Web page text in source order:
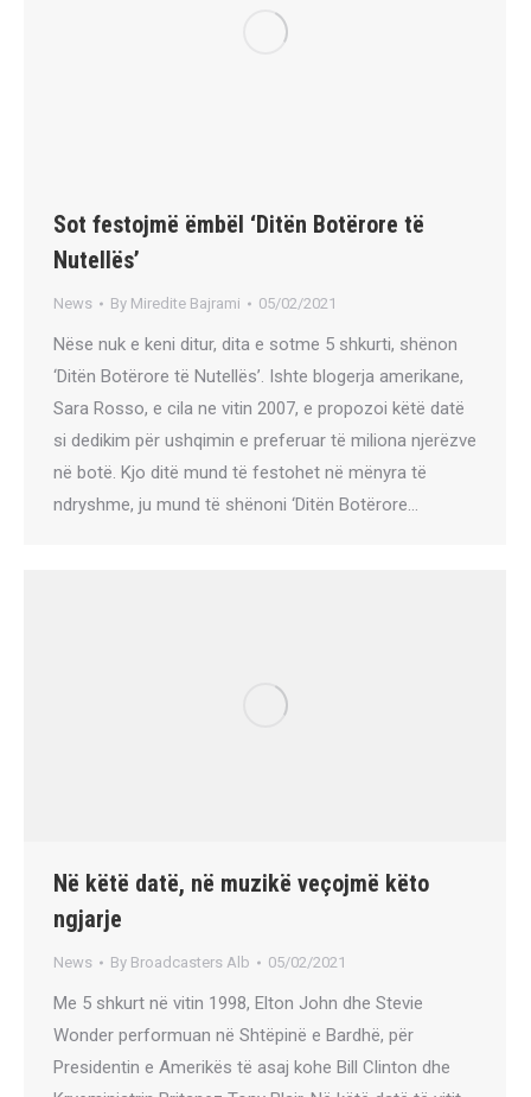
Sot festojmë ëmbël ‘Ditën Botërore të
Nutellës’
News By Miredite Bajrami 05/02/2021
Nëse nuk e keni ditur, dita e sotme 5 shkurti, shënon
‘Ditën Botërore të Nutellës’. Ishte blogerja amerikane,
Sara Rosso, e cila ne vitin 2007, e propozoi këtë datë
si dedikim për ushqimin e preferuar të miliona njerëzve
në botë. Kjo ditë mund të festohet në mënyra të
ndryshme, ju mund të shënoni ‘Ditën Botërore…
Në këtë datë, në muzikë veçojmë këto
ngjarje
News By Broadcasters Alb 05/02/2021
Me 5 shkurt në vitin 1998, Elton John dhe Stevie
Wonder performuan në Shtëpinë e Bardhë, për
Presidentin e Amerikës të asaj kohe Bill Clinton dhe